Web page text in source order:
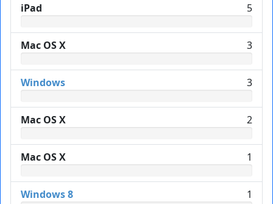
iPad 5
Mac OS X 3
Windows 3
Mac OS X 2
Mac OS X 1
Windows 8 1